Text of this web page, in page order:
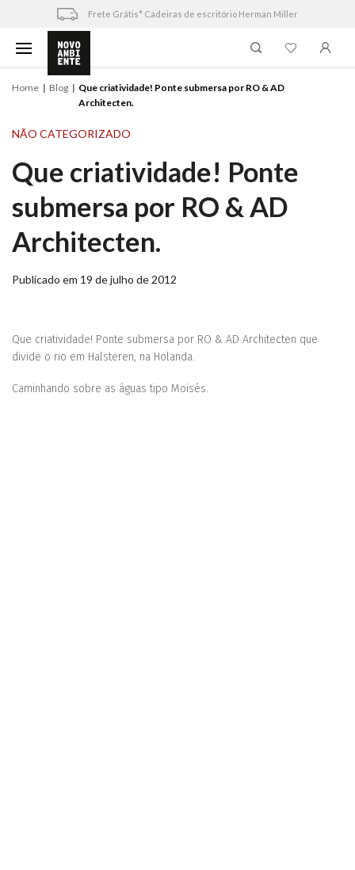
content
Frete Grátis* Cadeiras de escritório Herman Miller
Home Blog
Que criatividade! Ponte submersa por RO & AD
Architecten.
NÃO CATEGORIZADO
Que criatividade! Ponte
submersa por RO & AD
Architecten.
Publicado em 19 de julho de 2012
Que criatividade! Ponte submersa por RO & AD Architecten que
divide o rio em Halsteren, na Holanda.
Caminhando sobre as águas tipo Moisés.